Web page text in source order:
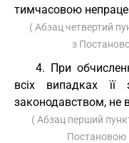
тимчасовою
( Абзац четвертий
з
4. При
всіх випадках її
законодавством, не
( Абзац перший